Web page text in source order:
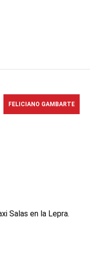
FELICIANO GAMBARTE